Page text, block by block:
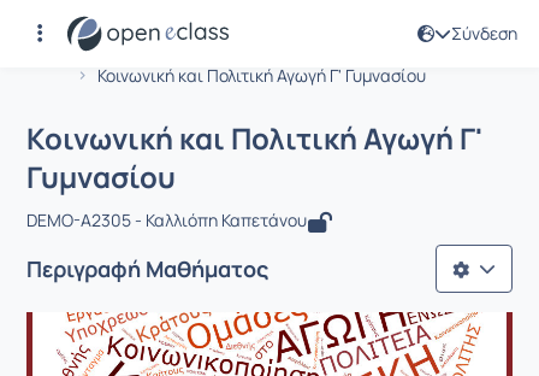
Σύνδεση
Αρχική Σελίδα
Κοινωνική και Πολιτική Αγωγή Γ' Γυμνασίου
Μάθημα : Κοινωνική και Πολιτική
Κοινωνική και Πολιτική Αγωγή Γ'
Γυμνασίου
DEMO-A2305 - Καλλιόπη Καπετάνου
Περιγραφή Μαθήματος